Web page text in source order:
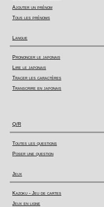
Ajouter un prénom
Tous les prénoms
Langue
Prononcer le japonais
Lire le japonais
Tracer les caractères
Transcrire en japonais
Q/R
Toutes les questions
Poser une question
Jeux
Kazoku - Jeu de cartes
Jeux en ligne